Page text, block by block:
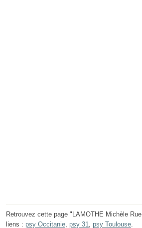
Retrouvez cette page "LAMOTHE Michèle
liens : psy Occitanie, psy 31, psy Toulouse.